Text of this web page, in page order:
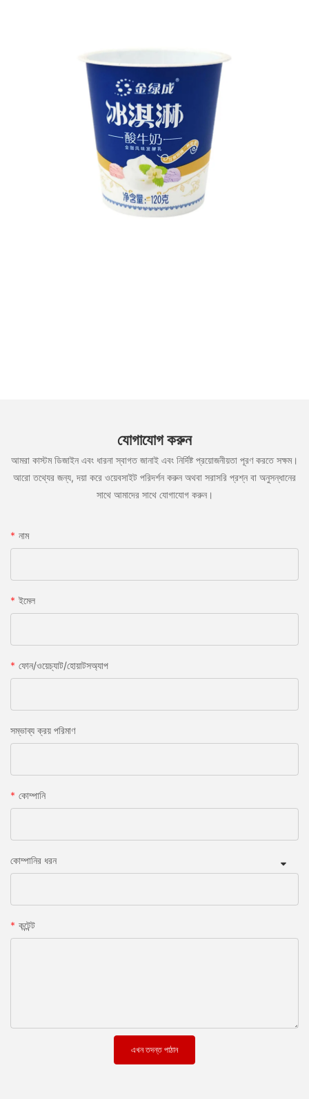
যোগাযোগ করুন
আমরা কাস্টম ডিজাইন এবং ধারনা স্বাগত জানাই এবং নির্দিষ্ট প্রয়োজনীয়তা পূরণ করতে সক্ষম।
আরো তথ্যের জন্য, দয়া করে ওয়েবসাইট পরিদর্শন করুন অথবা সরাসরি প্রশ্ন বা অনুসন্ধানের
সাথে আমাদের সাথে যোগাযোগ করুন।
নাম
ইমেল
ফোন/ওয়েচ্যাট/হোয়াটসঅ্যাপ
সম্ভাব্য ক্রয় পরিমাণ
কোম্পানি
কোম্পানির ধরন
কন্টেন্ট
এখন তদন্ত পাঠান